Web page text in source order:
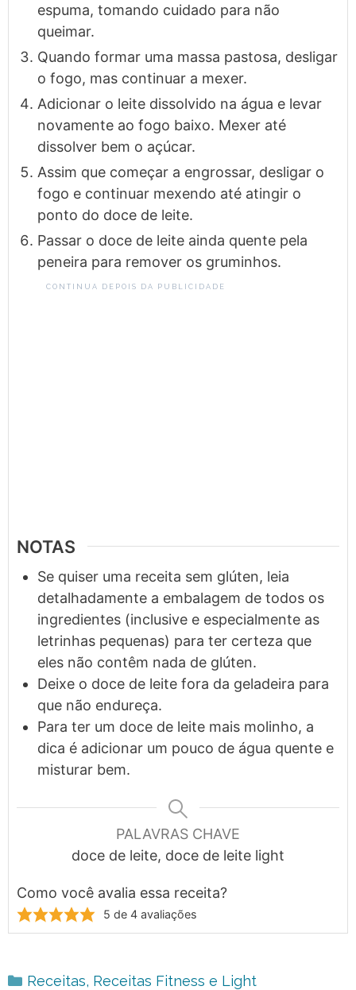
espuma, tomando cuidado para não
queimar.
Quando formar uma massa pastosa, desligar
o fogo, mas continuar a mexer.
Adicionar o leite dissolvido na água e levar
novamente ao fogo baixo. Mexer até
dissolver bem o açúcar.
Assim que começar a engrossar, desligar o
fogo e continuar mexendo até atingir o
ponto do doce de leite.
Passar o doce de leite ainda quente pela
peneira para remover os gruminhos.
CONTINUA DEPOIS DA PUBLICIDADE
NOTAS
Se quiser uma receita sem glúten, leia
detalhadamente a embalagem de todos os
ingredientes (inclusive e especialmente as
letrinhas pequenas) para ter certeza que
eles não contêm nada de glúten.
Deixe o doce de leite fora da geladeira para
que não endureça.
Para ter um doce de leite mais molinho, a
dica é adicionar um pouco de água quente e
misturar bem.
PALAVRAS CHAVE
doce de leite, doce de leite light
Como você avalia essa receita?
5 de 4avaliações
Categorias
Receitas, Receitas Fitness e Light